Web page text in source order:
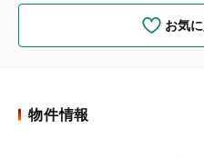
お気
物件情報